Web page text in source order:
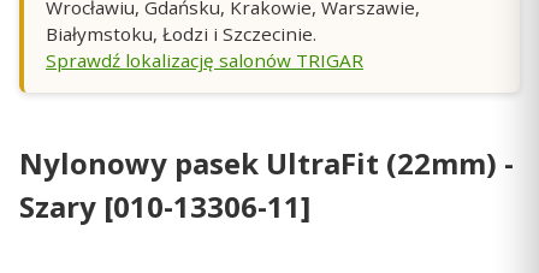
Wrocławiu, Gdańsku, Krakowie, Warszawie,
Białymstoku, Łodzi i Szczecinie.
Sprawdź lokalizację salonów TRIGAR
Nylonowy pasek UltraFit (22mm) -
Szary [010-13306-11]